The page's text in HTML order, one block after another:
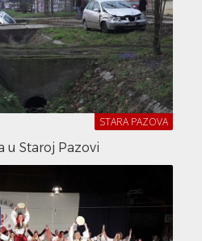
STARA PAZOVA
u Staroj Pazovi